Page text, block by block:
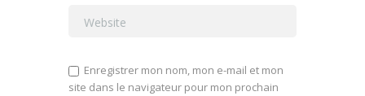
Enregistrer mon nom, mon e-mail et mon
site dans le navigateur pour mon prochain